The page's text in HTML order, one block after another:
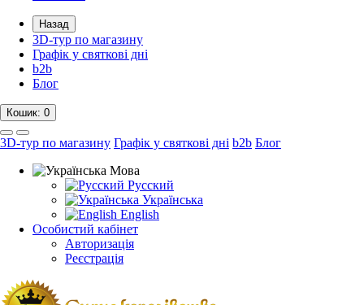
Назад
3D-тур по магазину
Графік у святкові дні
b2b
Блог
Кошик: 0
3D-тур по магазину Графік у святкові дні b2b Блог
Мова
Русский
Українська
English
Особистий кабінет
Авторизація
Реєстрація